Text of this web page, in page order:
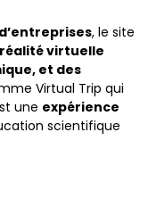
, le site
virtuelle
et des
Virtual Trip qui
une expérience
scientifique